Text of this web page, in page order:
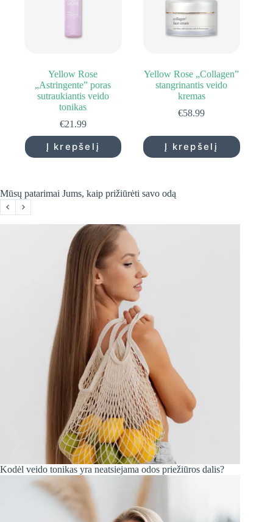
Yellow Rose
„Astringente” poras
sutraukiantis veido
tonikas
€21.99
Į krepšelį
Yellow Rose „Collagen”
stangrinantis veido
kremas
€58.99
Į krepšelį
Mūsų patarimai Jums, kaip prižiūrėti savo odą
Kodėl veido tonikas yra neatsiejama odos priežiūros dalis?